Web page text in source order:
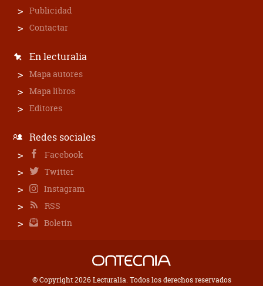
Publicidad
Contactar
En lecturalia
Mapa autores
Mapa libros
Editores
Redes sociales
Facebook
Twitter
Instagram
RSS
Boletín
© Copyright 2026 Lecturalia. Todos los derechos reservados